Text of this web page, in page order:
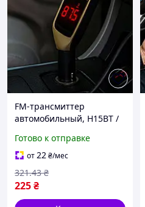
FM-трансмиттер
автомобильный, H15BT /
модулятор с пультом / FM
модулятор
Готово к отправке
от22₴/мес
225₴
321.43 ₴